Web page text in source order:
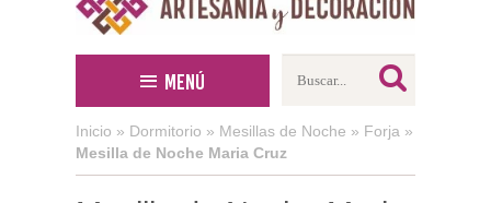
Menú
Inicio » Dormitorio » Mesillas de Noche » Forja »
Mesilla de Noche Maria Cruz